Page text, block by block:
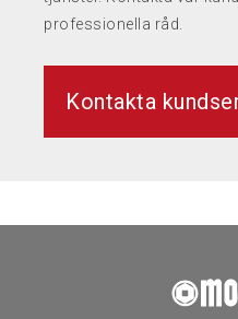
professionella råd.
Kontakta